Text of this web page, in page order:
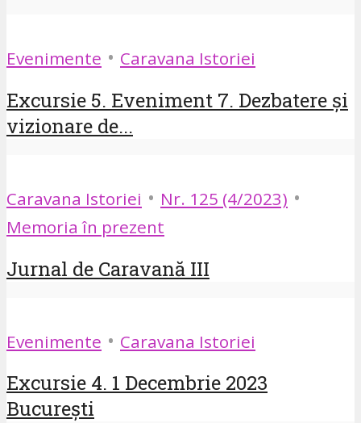
Evenimente • Caravana Istoriei
Excursie 5. Eveniment 7. Dezbatere și
vizionare de...
Caravana Istoriei • Nr. 125 (4/2023) •
Memoria în prezent
Jurnal de Caravană III
Evenimente • Caravana Istoriei
Excursie 4. 1 Decembrie 2023
București